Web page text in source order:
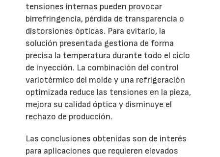
tensiones internas pueden provocar
birrefringencia, pérdida de transparencia o
distorsiones ópticas. Para evitarlo, la
solución presentada gestiona de forma
precisa la temperatura durante todo el ciclo
de inyección. La combinación del control
variotérmico del molde y una refrigeración
optimizada reduce las tensiones en la pieza,
mejora su calidad óptica y disminuye el
rechazo de producción.
Las conclusiones obtenidas son de interés
para aplicaciones que requieren elevados